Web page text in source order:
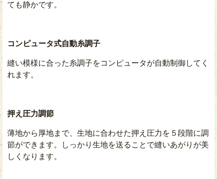
ても静かです。
コンピュータ式自動糸調子
縫い模様に合った糸調子をコンピュータが自動制御してく
れます。
押え圧力調節
薄地から厚地まで、生地に合わせた押え圧力を５段階に調
節ができます。しっかり生地を送ることで縫いあがりが美
しくなります。